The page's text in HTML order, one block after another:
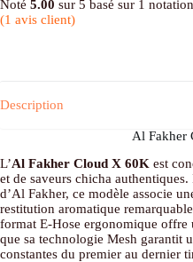
Noté 5.00 sur 5 basé sur 1
(1 avis client)
Description
Al Fakher
L’Al Fakher Cloud X 60K est
et de saveurs chicha
d’Al Fakher, ce modèle associe
restitution aromatique
format E-Hose ergonomique offre
que sa technologie Mesh garantit
constantes du premier au dernier